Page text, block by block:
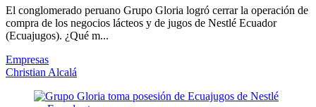
El conglomerado peruano Grupo Gloria logró cerrar la operación de
compra de los negocios lácteos y de jugos de Nestlé Ecuador
(Ecuajugos). ¿Qué m...
Empresas
Christian Alcalá